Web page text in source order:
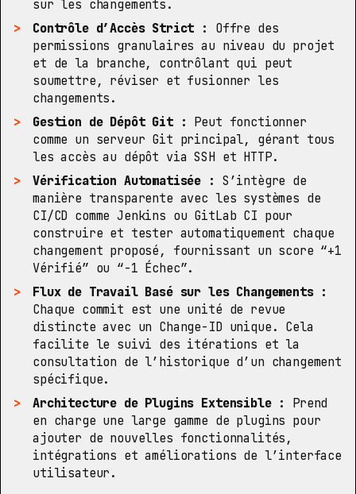
sur les changements.
Contrôle d’Accès Strict :
Offre des
permissions granulaires au niveau du projet
et de la branche, contrôlant qui peut
soumettre, réviser et fusionner les
changements.
Gestion de Dépôt Git : Peut fonctionner
comme un serveur Git principal, gérant tous
les accès au dépôt via SSH et HTTP.
Vérification Automatisée : S’intègre de
manière transparente avec les systèmes de
CI/CD comme Jenkins ou GitLab CI pour
construire et tester automatiquement chaque
changement proposé, fournissant un score “+1
Vérifié” ou “-1 Échec”.
Flux de Travail Basé sur les Changements :
Chaque commit est une unité de revue
distincte avec un Change-ID unique. Cela
facilite le suivi des itérations et la
consultation de l’historique d’un changement
spécifique.
Architecture de Plugins Extensible :
Prend
en charge une large gamme de plugins pour
ajouter de nouvelles fonctionnalités,
intégrations et améliorations de l’interface
utilisateur.